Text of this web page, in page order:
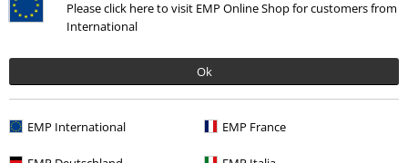
Please click here to visit EMP Online Shop for customers from
International
Ok
EMP International EMP France